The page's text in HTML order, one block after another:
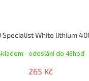
- odeslání do 48hod
265 Kč